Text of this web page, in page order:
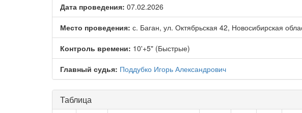
Дата проведения: 07.02.2026
Место проведения: с. Баган, ул. Октябрьская 42, Новосибирская
Контроль времени: 10'+5" (Быстрые)
Главный судья: Поддубко Игорь Александрович
Таблица